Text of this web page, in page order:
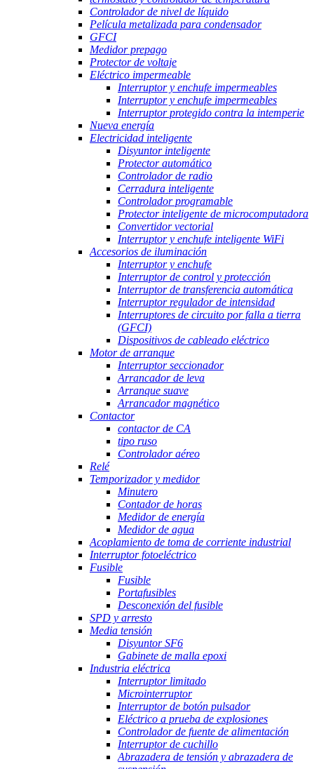
Controlador de nivel de líquido
Película metalizada para condensador
GFCI
Medidor prepago
Protector de voltaje
Eléctrico impermeable
Interruptor y enchufe impermeables
Interruptor y enchufe impermeables
Interruptor protegido contra la intemperie
Nueva energía
Electricidad inteligente
Disyuntor inteligente
Protector automático
Controlador de radio
Cerradura inteligente
Controlador programable
Protector inteligente de microcomputadora
Convertidor vectorial
Interruptor y enchufe inteligente WiFi
Accesorios de iluminación
Interruptor y enchufe
Interruptor de control y protección
Interruptor de transferencia automática
Interruptor regulador de intensidad
Interruptores de circuito por falla a tierra
(GFCI)
Dispositivos de cableado eléctrico
Motor de arranque
Interruptor seccionador
Arrancador de leva
Arranque suave
Arrancador magnético
Contactor
contactor de CA
tipo ruso
Controlador aéreo
Relé
Temporizador y medidor
Minutero
Contador de horas
Medidor de energía
Medidor de agua
Acoplamiento de toma de corriente industrial
Interruptor fotoeléctrico
Fusible
Fusible
Portafusibles
Desconexión del fusible
SPD y arresto
Media tensión
Disyuntor SF6
Gabinete de malla epoxi
Industria eléctrica
Interruptor limitado
Microinterruptor
Interruptor de botón pulsador
Eléctrico a prueba de explosiones
Controlador de fuente de alimentación
Interruptor de cuchillo
Abrazadera de tensión y abrazadera de